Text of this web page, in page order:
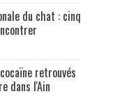
du chat : cinq
retrouvés
dans l'Ain